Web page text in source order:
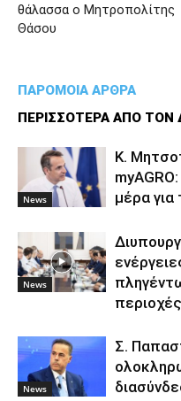
θάλασσα ο Μητροπολίτης
Θάσου
ΠΑΡΟΜΟΙΑ ΑΡΘΡΑ
ΠΕΡΙΣΣΟΤΕΡΑ ΑΠΟ ΤΟΝ
News
Κ.
μέρα
News
News
Σ.